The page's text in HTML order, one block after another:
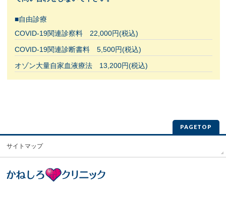
■自由診療
COVID-19関連診察料 22,000円(税込)
COVID-19関連診断書料 5,500円(税込)
オゾン大量自家血液療法 13,200円(税込)
PAGETOP
サイトマップ